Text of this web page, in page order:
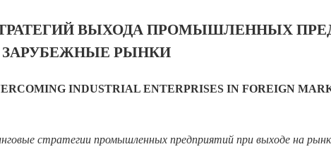
ВЫХОДА ПРОМЫШЛЕННЫХ
РЫНКИ
INDUSTRIAL ENTERPRISES IN FOREIGN
стратегии промышленных предприятий при выходе на